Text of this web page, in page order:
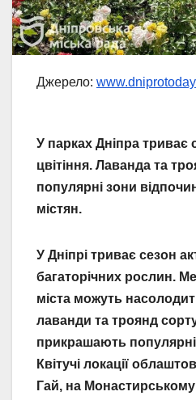
Джерело:
У парках Дніпра триває
цвітіння. Лаванда та
популярні зони
містян.
У Дніпрі триває сезон
багаторічних рослин.
міста можуть
лаванди та троянд
прикрашають
Квітучі локації
Гай, на Монастирському